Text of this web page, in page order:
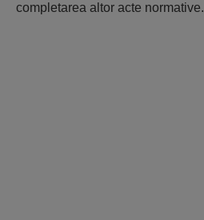
completarea altor acte normative.